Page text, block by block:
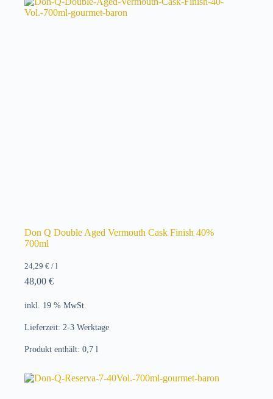
Don Q Double Aged Vermouth Cask Finish 40%
700ml
24,29 € / l
48,00 €
inkl. 19 % MwSt.
Lieferzeit: 2-3 Werktage
Produkt enthält: 0,7 l